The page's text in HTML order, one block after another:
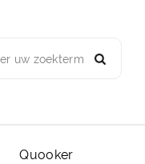
uw zoekterm
Quooker